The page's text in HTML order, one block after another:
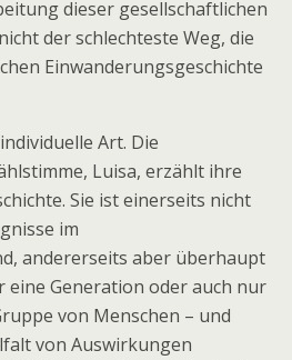
dieser gesellschaftlichen
der schlechteste Weg, die
Einwanderungsgeschichte
Art. Die
Luisa, erzählt ihre
Sie ist einerseits nicht
im
andererseits aber überhaupt
Generation oder auch nur
von Menschen – und
von Auswirkungen